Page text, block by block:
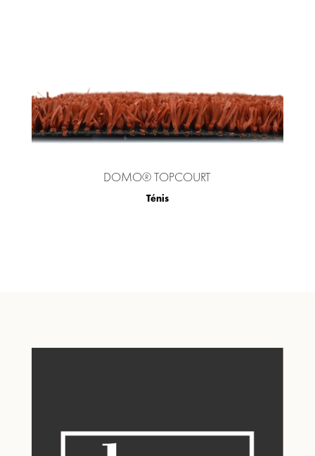
DOMO® TOPCOURT
Ténis